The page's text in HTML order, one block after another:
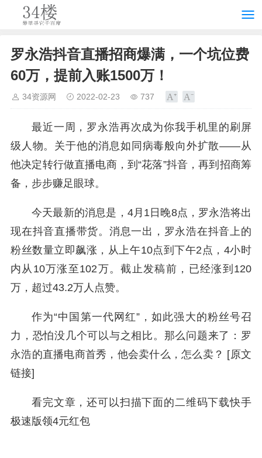
罗永浩抖音直播招商爆满，一个坑位费
60万，提前入账1500万！
34资源网 2022-02-23 737
最近一周，罗永浩再次成为你我手机里的刷屏
级人物。关于他的消息如同病毒般向外扩散——从
他决定转行做直播电商，到“花落”抖音，再到招商筹
备，步步赚足眼球。
今天最新的消息是，4月1日晚8点，罗永浩将出
现在抖音直播带货。消息一出，罗永浩在抖音上的
粉丝数量立即飙涨，从上午10点到下午2点，4小时
内从10万涨至102万。截止发稿前，已经涨到120
万，超过43.2万人点赞。
作为“中国第一代网红”，如此强大的粉丝号召
力，恐怕没几个可以与之相比。那么问题来了：罗
永浩的直播电商首秀，他会卖什么，怎么卖？ [原文
链接]
看完文章，还可以扫描下面的二维码下载快手
极速版领4元红包